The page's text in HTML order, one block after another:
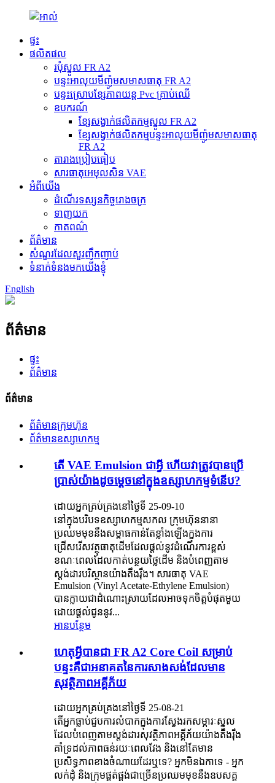
ផ្ទះ
ផលិតផល
របុំស្នូល FR A2
បន្ទះអាលុយមីញ៉ូមសមាសធាតុ FR A2
បន្ទះ​ស្រោប​ខ្សែភាពយន្ត Pvc គ្រាប់ឈើ
ឧបករណ៍
ខ្សែសង្វាក់ផលិតកម្មស្នូល FR A2
ខ្សែសង្វាក់ផលិតកម្មបន្ទះអាលុយមីញ៉ូមសមាសធាតុ
FR A2
តារាងប្រៀបធៀប
សារធាតុ​អេមុលសិន VAE
អំពីយើង
ដំណើរទស្សនកិច្ចរោងចក្រ
ទាញយក
កាតពណ៌
ព័ត៌មាន
សំណួរដែលសួរញឹកញាប់
ទំនាក់ទំនងមកយើងខ្ញុំ
English
ព័ត៌មាន
ផ្ទះ
ព័ត៌មាន
ព័ត៌មាន
ព័ត៌មានក្រុមហ៊ុន
ព័ត៌មានឧស្សាហកម្ម
តើ VAE Emulsion ជាអ្វី ហើយវាត្រូវបានប្រើ
ប្រាស់យ៉ាងដូចម្តេចនៅក្នុងឧស្សាហកម្មទំនើប?
ដោយអ្នកគ្រប់គ្រងនៅថ្ងៃទី 25-09-10
នៅក្នុងបរិបទឧស្សាហកម្មសកល ក្រុមហ៊ុននានា
ប្រឈមមុខនឹងសម្ពាធកាន់តែខ្លាំងឡើងក្នុងការ
ជ្រើសរើសវត្ថុធាតុដើមដែលផ្តល់នូវដំណើរការខ្ពស់
ខណៈពេលដែលកាត់បន្ថយថ្លៃដើម និងបំពេញតាម
ស្តង់ដារបរិស្ថានយ៉ាងតឹងរ៉ឹង។ សារធាតុ VAE
Emulsion (Vinyl Acetate-Ethylene Emulsion)
បានក្លាយជាដំណោះស្រាយដែលអាចទុកចិត្តបំផុតមួយ
ដោយផ្តល់ជូននូវ...
អានបន្ថែម
ហេតុអ្វីបានជា FR A2 Core Coil សម្រាប់
បន្ទះគឺជាអនាគតនៃការសាងសង់ដែលមាន
សុវត្ថិភាពអគ្គីភ័យ
ដោយអ្នកគ្រប់គ្រងនៅថ្ងៃទី 25-08-21
តើអ្នកធ្លាប់ជួបការលំបាកក្នុងការស្វែងរកសម្ភារៈស្នូល
ដែលបំពេញតាមស្តង់ដារសុវត្ថិភាពអគ្គីភ័យយ៉ាងតឹងរ៉ឹង
គាំទ្រដល់ភាពធន់រយៈពេលវែង និងនៅតែមាន
ប្រសិទ្ធភាពខាងចំណាយដែរឬទេ? អ្នកមិនឯកាទេ - អ្នក
លក់ដុំ និងក្រុមផ្គត់ផ្គង់ជាច្រើនប្រឈមមុខនឹងឧបសគ្គ